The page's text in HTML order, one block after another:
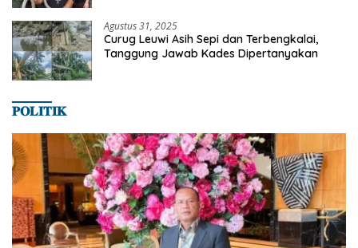
Agustus 31, 2025
Curug Leuwi Asih Sepi dan Terbengkalai,
Tanggung Jawab Kades Dipertanyakan
𝐏𝐎𝐋𝐈𝐓𝐈𝐊